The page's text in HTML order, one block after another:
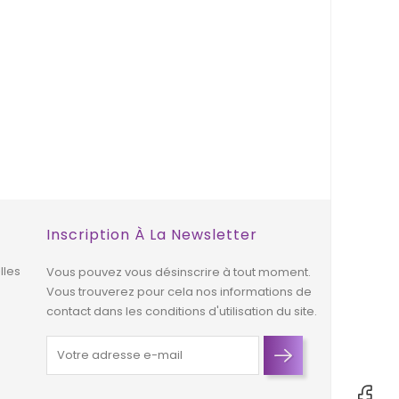
Inscription À La Newsletter
Vous pouvez vous désinscrire à tout moment.
Vous trouverez pour cela nos informations de
contact dans les conditions d'utilisation du site.